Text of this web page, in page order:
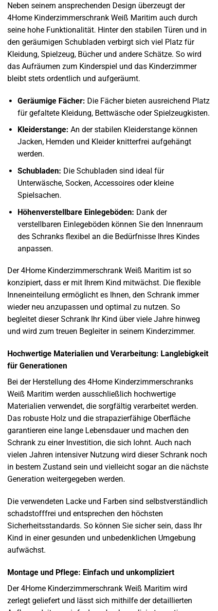
Neben seinem ansprechenden Design überzeugt der
4Home Kinderzimmerschrank Weiß Maritim auch durch
seine hohe Funktionalität. Hinter den stabilen Türen und in
den geräumigen Schubladen verbirgt sich viel Platz für
Kleidung, Spielzeug, Bücher und andere Schätze. So wird
das Aufräumen zum Kinderspiel und das Kinderzimmer
bleibt stets ordentlich und aufgeräumt.
Geräumige Fächer: Die Fächer bieten ausreichend Platz
für gefaltete Kleidung, Bettwäsche oder Spielzeugkisten.
Kleiderstange: An der stabilen Kleiderstange können
Jacken, Hemden und Kleider knitterfrei aufgehängt
werden.
Schubladen: Die Schubladen sind ideal für
Unterwäsche, Socken, Accessoires oder kleine
Spielsachen.
Höhenverstellbare Einlegeböden: Dank der
verstellbaren Einlegeböden können Sie den Innenraum
des Schranks flexibel an die Bedürfnisse Ihres Kindes
anpassen.
Der 4Home Kinderzimmerschrank Weiß Maritim ist so
konzipiert, dass er mit Ihrem Kind mitwächst. Die flexible
Inneneinteilung ermöglicht es Ihnen, den Schrank immer
wieder neu anzupassen und optimal zu nutzen. So
begleitet dieser Schrank Ihr Kind über viele Jahre hinweg
und wird zum treuen Begleiter in seinem Kinderzimmer.
Hochwertige Materialien und Verarbeitung: Langlebigkeit
für Generationen
Bei der Herstellung des 4Home Kinderzimmerschranks
Weiß Maritim werden ausschließlich hochwertige
Materialien verwendet, die sorgfältig verarbeitet werden.
Das robuste Holz und die strapazierfähige Oberfläche
garantieren eine lange Lebensdauer und machen den
Schrank zu einer Investition, die sich lohnt. Auch nach
vielen Jahren intensiver Nutzung wird dieser Schrank noch
in bestem Zustand sein und vielleicht sogar an die nächste
Generation weitergegeben werden.
Die verwendeten Lacke und Farben sind selbstverständlich
schadstofffrei und entsprechen den höchsten
Sicherheitsstandards. So können Sie sicher sein, dass Ihr
Kind in einer gesunden und unbedenklichen Umgebung
aufwächst.
Montage und Pflege: Einfach und unkompliziert
Der 4Home Kinderzimmerschrank Weiß Maritim wird
zerlegt geliefert und lässt sich mithilfe der detaillierten